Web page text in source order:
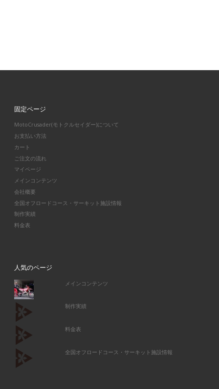
固定ページ
MotoCrusader(モトクルセイダー)について
お支払い方法
カート
ご注文の流れ
マイページ
メインコンテンツ
会社概要
全国オフロードコース・サーキット施設情報
制作実績
料金表
人気のページ
メインコンテンツ
制作実績
料金表
全国オフロードコース・サーキット施設情報